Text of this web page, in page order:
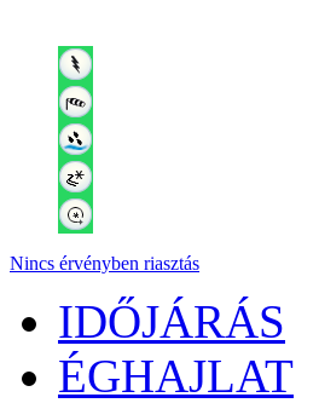
Nincs érvényben riasztás
IDŐJÁRÁS
ÉGHAJLAT